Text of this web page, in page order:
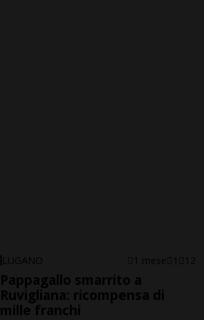
LUGANO 1 mese 1 12
Pappagallo smarrito a
Ruvigliana: ricompensa di
mille franchi